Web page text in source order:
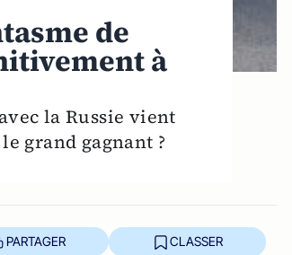
de
à
la Russie vient
grand gagnant ?
PARTAGER CLASSER